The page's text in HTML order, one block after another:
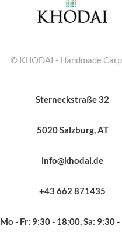
© KHODAI - Handmade
Sterneckstraße 32
5020 Salzburg, AT
info@khodai.de
+43 662 871435
Mo - Fr: 9:30 - 18:00, Sa: 9:30